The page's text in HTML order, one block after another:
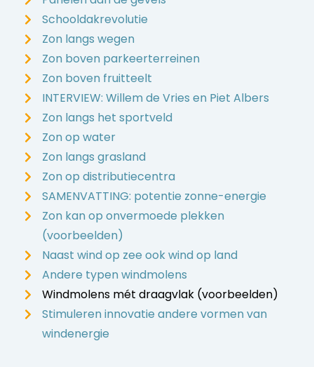
Schooldakrevolutie
Zon langs wegen
Zon boven parkeerterreinen
Zon boven fruitteelt
INTERVIEW: Willem de Vries en Piet Albers
Zon langs het sportveld
Zon op water
Zon langs grasland
Zon op distributiecentra
SAMENVATTING: potentie zonne-energie
Zon kan op onvermoede plekken
(voorbeelden)
Naast wind op zee ook wind op land
Andere typen windmolens
Windmolens mét draagvlak (voorbeelden)
Stimuleren innovatie andere vormen van
windenergie